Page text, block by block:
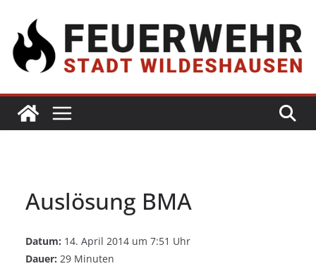
Auslösung BMA
Datum: 14. April 2014 um 7:51 Uhr
Dauer: 29 Minuten